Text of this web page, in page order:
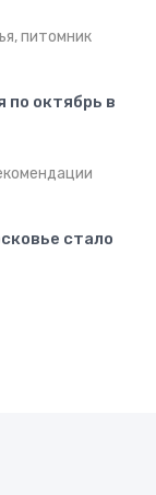
по октябрь в
стало